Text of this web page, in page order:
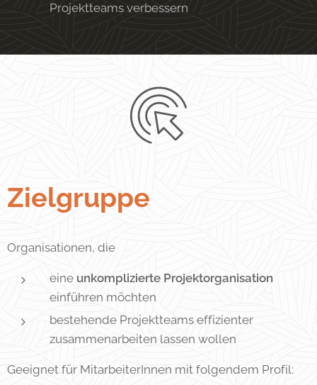
Projektteams verbessern
Zielgruppe
Organisationen, die
eine unkomplizierte Projektorganisation
einführen möchten
bestehende Projektteams effizienter
zusammenarbeiten lassen wollen
Geeignet für MitarbeiterInnen mit folgendem Profil: